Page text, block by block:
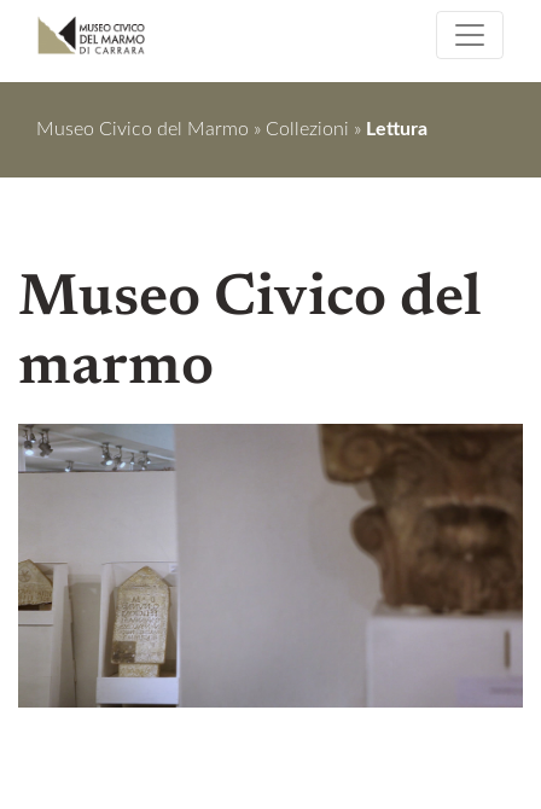
Museo Civico del Marmo » Collezioni » Lettura
Museo Civico del
marmo